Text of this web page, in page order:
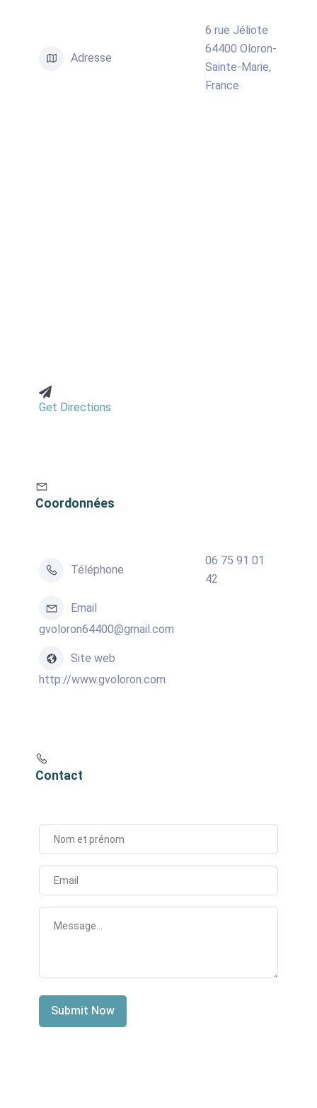
Adresse
6 rue Jéliote
64400 Oloron-
Sainte-Marie,
France
Get Directions
Coordonnées
Téléphone
06 75 91 01
42
Email
gvoloron64400@gmail.com
Site web
http://www.gvoloron.com
Contact
Submit Now